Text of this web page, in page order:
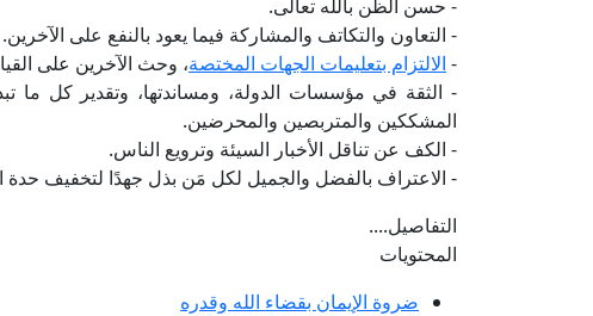
- حسن الظن بالله تعالى.
- التعاون والتكاتف والمشاركة فيما يعود بالنفع على الآخرين.
- الالتزام بتعليمات الجهات المختصة، وحث الآخرين على
- الثقة في مؤسسات الدولة، ومساندتها، وتقدير كل ما
المشككين والمتربصين والمحرضين.
- الكف عن تناقل الأخبار السيئة وترويع الناس.
- الاعتراف بالفضل والجميل لكل مَن بذل جهدًا لتخفيف حدة
التفاصيل....
المحتويات
ضروة الإيمان بقضاء الله وقدره